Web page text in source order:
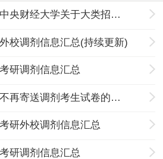
2021年【大类招生】中央财经大学关于大类招生拟录取硕士考生通过调剂系统办理录取信息修改手续的通知
校调剂信息汇总(持续更新)
研调剂信息汇总
2016年中央财经大学不再寄送调剂考生试卷的通知
研外校调剂信息汇总
研调剂信息汇总